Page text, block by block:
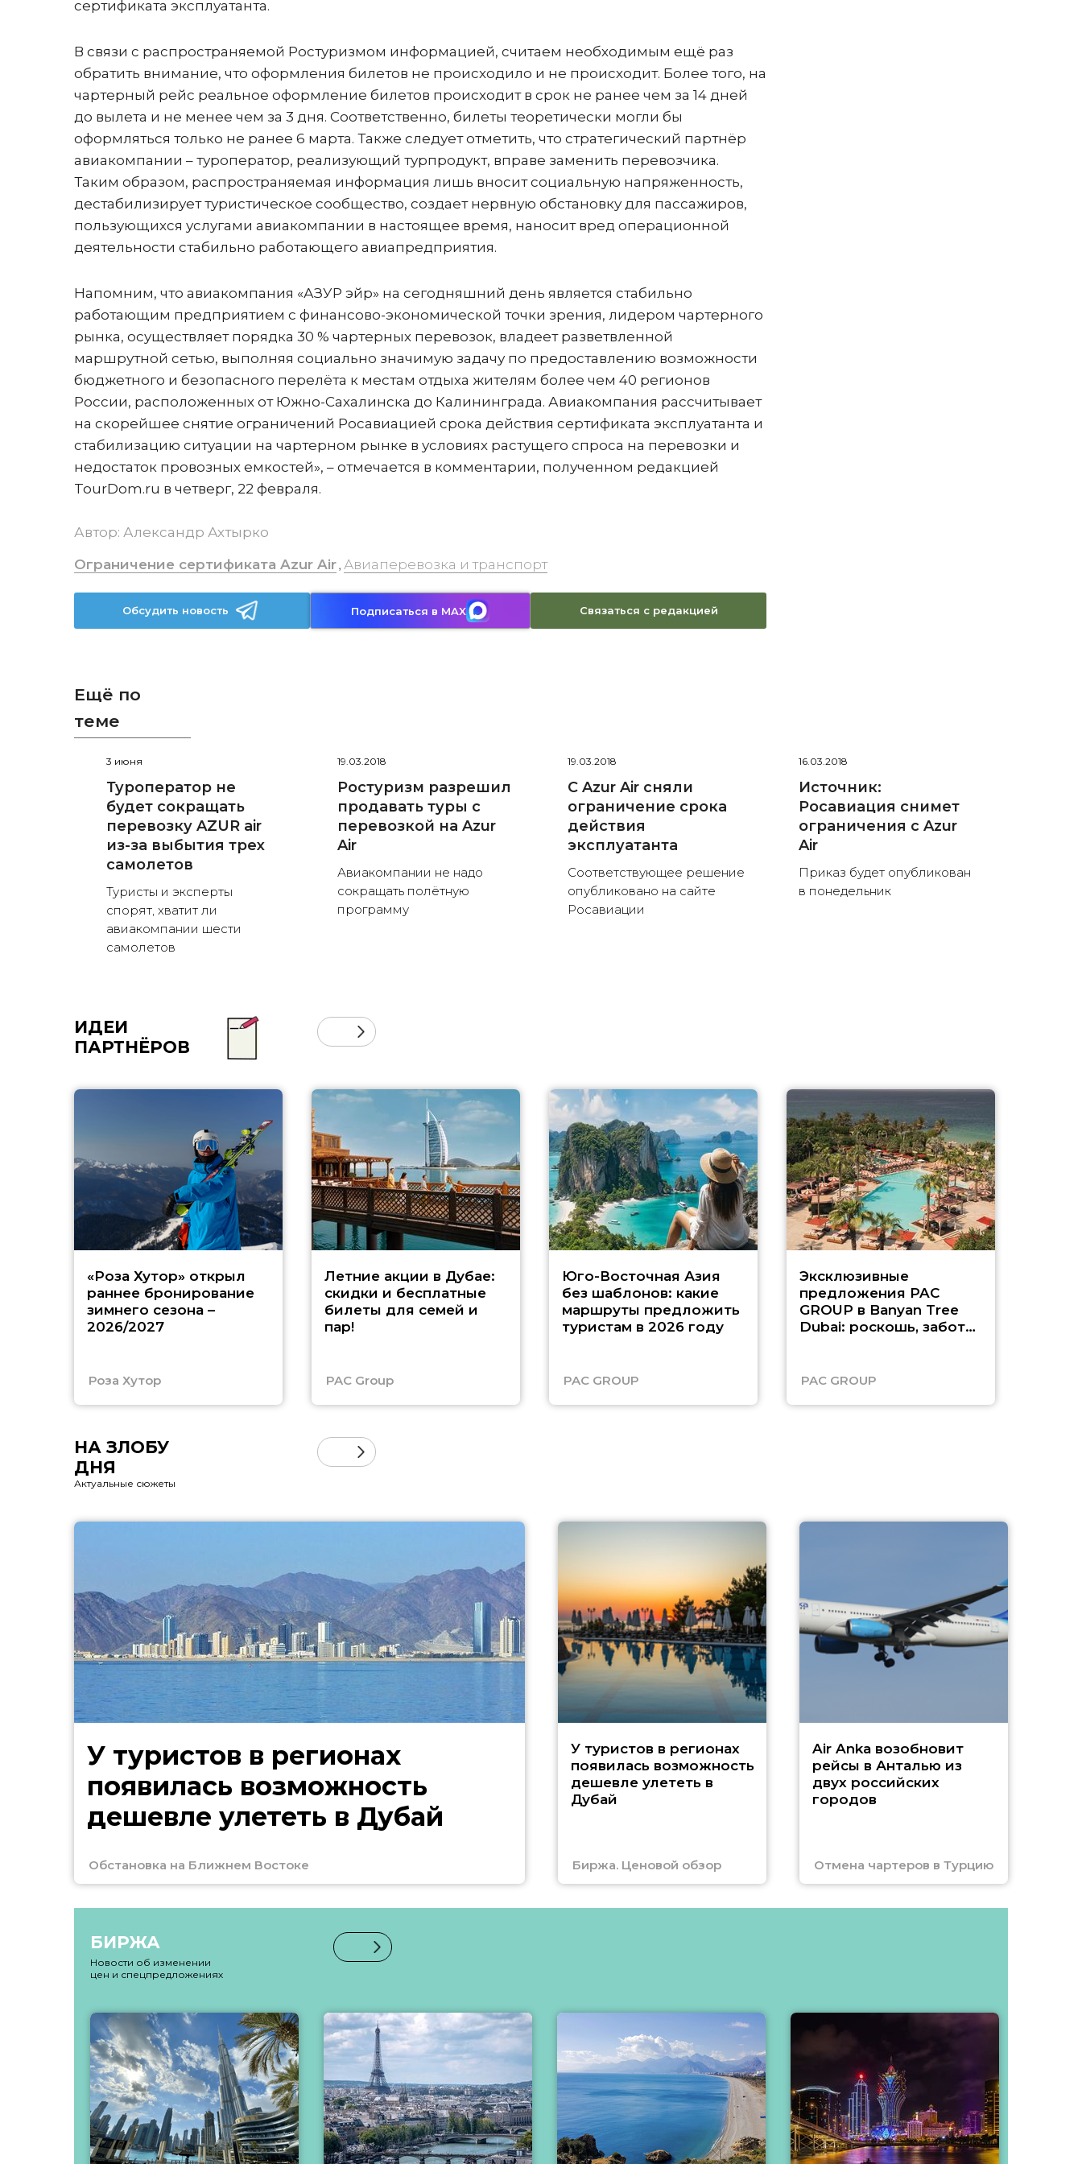
сертификата эксплуатанта.
В связи с распространяемой Ростуризмом информацией, считаем необходимым ещё раз
обратить внимание, что оформления билетов не происходило и не происходит. Более того, на
чартерный рейс реальное оформление билетов происходит в срок не ранее чем за 14 дней
до вылета и не менее чем за 3 дня. Соответственно, билеты теоретически могли бы
оформляться только не ранее 6 марта. Также следует отметить, что стратегический партнёр
авиакомпании – туроператор, реализующий турпродукт, вправе заменить перевозчика.
Таким образом, распространяемая информация лишь вносит социальную напряженность,
дестабилизирует туристическое сообщество, создает нервную обстановку для пассажиров,
пользующихся услугами авиакомпании в настоящее время, наносит вред операционной
деятельности стабильно работающего авиапредприятия.
Напомним, что авиакомпания «АЗУР эйр» на сегодняшний день является стабильно
работающим предприятием с финансово-экономической точки зрения, лидером чартерного
рынка, осуществляет порядка 30 % чартерных перевозок, владеет разветвленной
маршрутной сетью, выполняя социально значимую задачу по предоставлению возможности
бюджетного и безопасного перелёта к местам отдыха жителям более чем 40 регионов
России, расположенных от Южно-Сахалинска до Калининграда. Авиакомпания рассчитывает
на скорейшее снятие ограничений Росавиацией срока действия сертификата эксплуатанта и
стабилизацию ситуации на чартерном рынке в условиях растущего спроса на перевозки и
недостаток провозных емкостей», – отмечается в комментарии, полученном редакцией
TourDom.ru в четверг, 22 февраля.
Автор: Александр Ахтырко
Ограничение сертификата Azur Air, Авиаперевозка и транспорт
Обсудить новость Подписаться в MAX Связаться с редакцией
Ещё по
теме
3 июня
Туроператор не
будет сокращать
перевозку AZUR air
из-за выбытия трех
самолетов
Туристы и эксперты
спорят, хватит ли
авиакомпании шести
самолетов
19.03.2018
Ростуризм разрешил
продавать туры с
перевозкой на Azur
Air
Авиакомпании не надо
сокращать полётную
программу
19.03.2018
С Azur Air сняли
ограничение срока
действия
эксплуатанта
Соответствующее решение
опубликовано на сайте
Росавиации
16.03.2018
Источник:
Росавиация снимет
ограничения с Azur
Air
Приказ будет опубликован
в понедельник
ИДЕИ
ПАРТНЁРОВ
«Роза Хутор» открыл
раннее бронирование
зимнего сезона –
2026/2027
Роза Хутор
Летние акции в Дубае:
скидки и бесплатные
билеты для семей и
пар!
PAC Group
Юго-Восточная Азия
без шаблонов: какие
маршруты предложить
туристам в 2026 году
PAC GROUP
Эксклюзивные
предложения PAC
GROUP в Banyan Tree
Dubai: роскошь, забота
PAC GROUP
НА ЗЛОБУ
ДНЯ
Актуальные сюжеты
У туристов в регионах
появилась возможность
дешевле улететь в Дубай
Обстановка на Ближнем Востоке
У туристов в регионах
появилась возможность
дешевле улететь в
Дубай
Биржа. Ценовой обзор
Air Anka возобновит
рейсы в Анталью из
двух российских
городов
Отмена чартеров в Турцию
БИРЖА
Новости об изменении
цен и спецпредложениях